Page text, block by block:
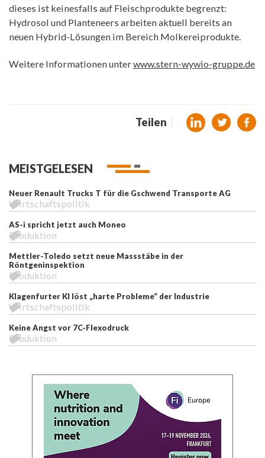
dieses ist keinesfalls auf Fleischprodukte begrenzt:
Hydrosol und Planteneers arbeiten aktuell bereits an
neuen Hybrid-Lösungen im Bereich Molkereiprodukte.
Weitere Informationen unterwww.stern-wywio-gruppe.de
Teilen
MEISTGELESEN
Neuer Renault Trucks T für die Gschwend Transporte AG
Wirtschaftspolitik
AS-i spricht jetzt auch Moneo
Produktion
Mettler-Toledo setzt neue Massstäbe in der
Röntgeninspektion
Produktion
Klagenfurter KI löst „harte Probleme“ der Industrie
Wirtschaftspolitik
Keine Angst vor 7C-Flexodruck
Produktion